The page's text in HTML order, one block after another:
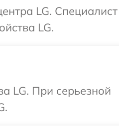
LG.
LG.
LG. При серьезной